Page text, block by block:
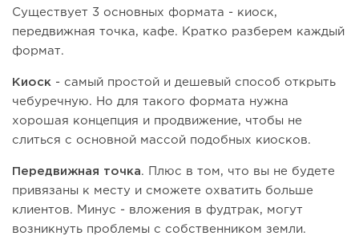
Существует 3 основных формата - киоск,
передвижная точка, кафе. Кратко разберем каждый
формат.
Киоск - самый простой и дешевый способ открыть
чебуречную. Но для такого формата нужна
хорошая концепция и продвижение, чтобы не
слиться с основной массой подобных киосков.
Передвижная точка. Плюс в том, что вы не будете
привязаны к месту и сможете охватить больше
клиентов. Минус - вложения в фудтрак, могут
возникнуть проблемы с собственником земли.